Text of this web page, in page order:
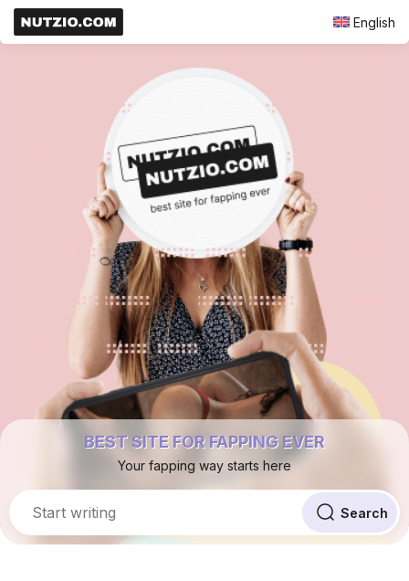
English
BEST SITE FOR FAPPING EVER
Your fapping way starts here